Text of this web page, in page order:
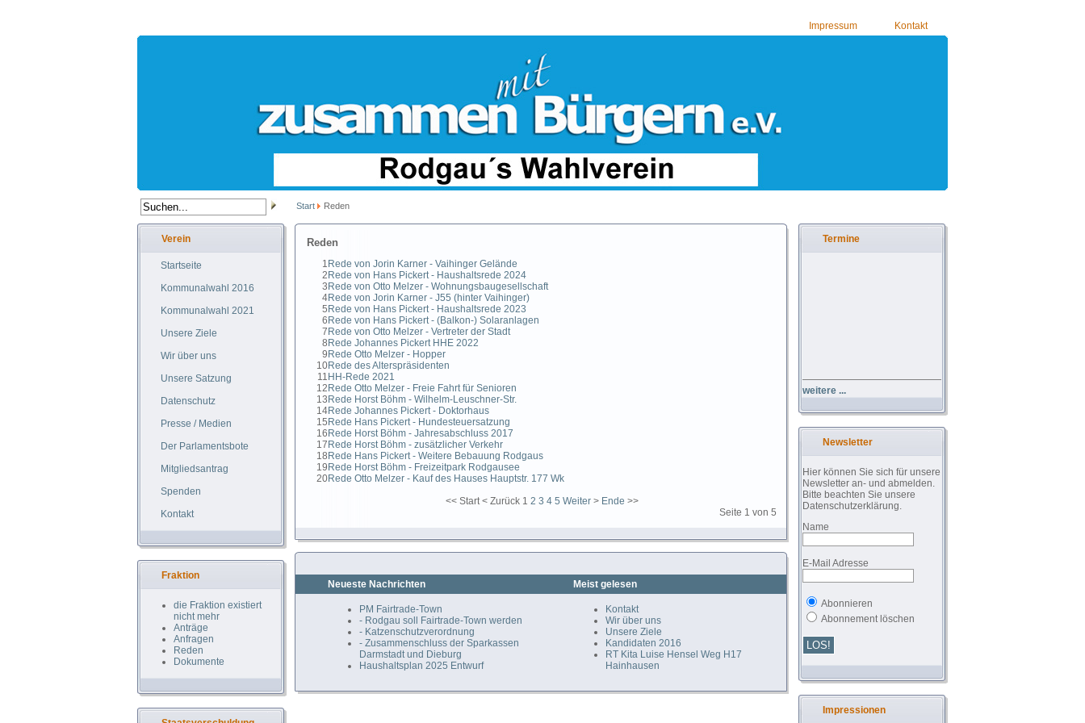
Impressum Kontakt
Start Reden
Verein
Startseite
Kommunalwahl 2016
Kommunalwahl 2021
Unsere Ziele
Wir über uns
Unsere Satzung
Datenschutz
Presse / Medien
Der Parlamentsbote
Mitgliedsantrag
Spenden
Kontakt
Fraktion
die Fraktion existiert
nicht mehr
Anträge
Anfragen
Reden
Dokumente
Termine
weitere ...
Newsletter
Hier können Sie sich für unsere
Newsletter an- und abmelden.
Bitte beachten Sie unsere
Datenschutzerklärung.
Name
E-Mail Adresse
Abonnieren
Abonnement löschen
Impressionen
Reden
1 Rede von Jorin Karner - Vaihinger Gelände
2 Rede von Hans Pickert - Haushaltsrede 2024
3 Rede von Otto Melzer - Wohnungsbaugesellschaft
4Rede von Jorin Karner - J55 (hinter Vaihinger)
5 Rede von Hans Pickert - Haushaltsrede 2023
6 Rede von Hans Pickert - (Balkon-) Solaranlagen
7 Rede von Otto Melzer - Vertreter der Stadt
8 Rede Johannes Pickert HHE 2022
9 Rede Otto Melzer - Hopper
10Rede des Alterspräsidenten
11 HH-Rede 2021
12 Rede Otto Melzer - Freie Fahrt für Senioren
13 Rede Horst Böhm - Wilhelm-Leuschner-Str.
14Rede Johannes Pickert - Doktorhaus
15 Rede Hans Pickert - Hundesteuersatzung
16 Rede Horst Böhm - Jahresabschluss 2017
17 Rede Horst Böhm - zusätzlicher Verkehr
18 Rede Hans Pickert - Weitere Bebauung Rodgaus
19 Rede Horst Böhm - Freizeitpark Rodgausee
20Rede Otto Melzer - Kauf des Hauses Hauptstr. 177 Wk
<< Start< Zurück 1 2 3 4 5 Weiter> Ende >>
Seite 1 von 5
Neueste Nachrichten
PM Fairtrade-Town
- Rodgau soll Fairtrade-Town werden
- Katzenschutzverordnung
- Zusammenschluss der Sparkassen
Darmstadt und Dieburg
Haushaltsplan 2025 Entwurf
Meist gelesen
Kontakt
Wir über uns
Unsere Ziele
Kandidaten 2016
RT Kita Luise Hensel Weg H17
Hainhausen